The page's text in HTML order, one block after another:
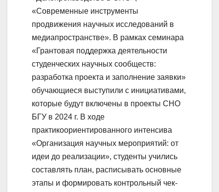
«Современные инструменты
продвижения научных исследований в
медиапространстве». В рамках семинара
«Грантовая поддержка деятельности
студенческих научных сообществ:
разработка проекта и заполнение заявки»
обучающиеся выступили с инициативами,
которые будут включены в проекты СНО
БГУ в 2024 г. В ходе
практикоориентированного интенсива
«Организация научных мероприятий: от
идеи до реализации», студенты учились
составлять план, расписывать основные
этапы и формировать контрольный чек-